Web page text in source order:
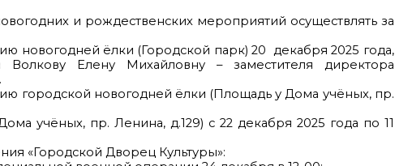
и рождественских мероприятий осуществлять за
ёлки (Городской парк) 20 декабря 2025 года,
Елену Михайловну – заместителя директора
городской новогодней ёлки (Площадь у Дома учёных, пр.
учёных, пр. Ленина, д.129) с 22 декабря 2025 года по 11
«Городской Дворец Культуры»: